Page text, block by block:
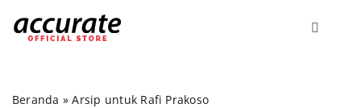
Toggle
Beranda »Arsip untuk Rafi Prakoso